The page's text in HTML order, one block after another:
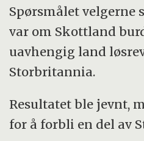
Spørsmålet
var om Skottland
uavhengig land
Storbritannia.
Resultatet ble jevnt,
for å forbli en del av